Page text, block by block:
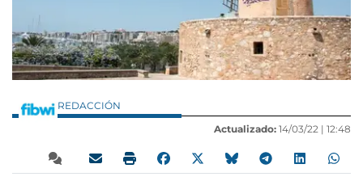
REDACCIÓN
Actualizado: 14/03/22 | 12:48